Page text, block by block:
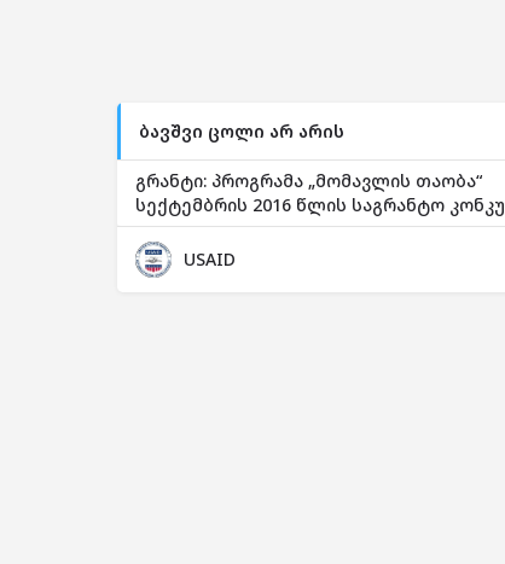
ბავშვი ცოლი არ არის
გრანტი: პროგრამა „მომავლის თაობა“
სექტემბრის 2016 წლის საგრანტო
USAID